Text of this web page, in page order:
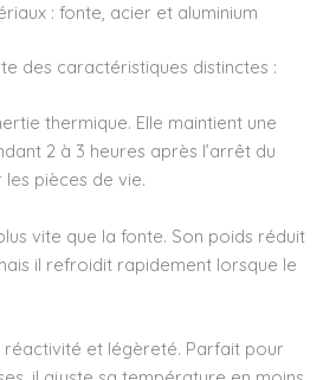
: fonte, acier et aluminium
des caractéristiques distinctes :
thermique. Elle maintient une
2 à 3 heures après l’arrêt du
pièces de vie.
vite que la fonte. Son poids réduit
il refroidit rapidement lorsque le
réactivité et légèreté. Parfait pour